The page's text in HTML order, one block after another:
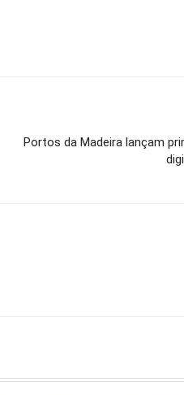
Portos da Madeira lançam